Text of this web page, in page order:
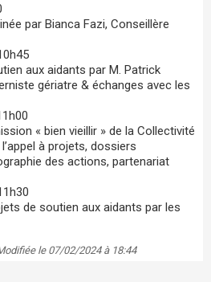
par Bianca Fazi, Conseillère
aux aidants par M. Patrick
gériatre & échanges avec les
« bien vieillir » de la Collectivité
à projets, dossiers
des actions, partenariat
de soutien aux aidants par les
le 07/02/2024 à 18:44